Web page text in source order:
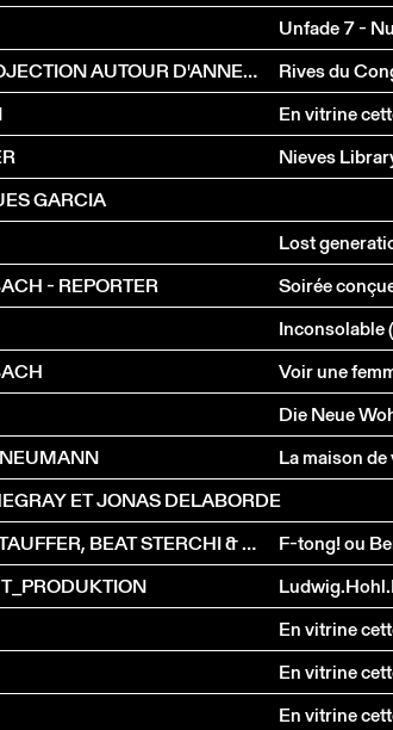
Unfade 7 -
LECTURE MUSICALE ET PROJECTION AUTOUR D'ANNEMARIE SCHWARZENBACH
Rives du
En vitrine
Nieves
GARCIA
Lost
- REPORTER
Soirée
Inconsolable
Voir une
Die Neue
La maison
ET JONAS DELABORDE
NOËLLE REVAZ, MICHAEL STAUFFER, BEAT STERCHI & CHRISTIAN BRANTSCHEN
F-tong! ou
En vitrine
En vitrine
En vitrine